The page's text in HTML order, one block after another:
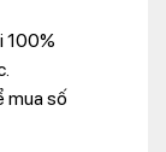
100%
mua số